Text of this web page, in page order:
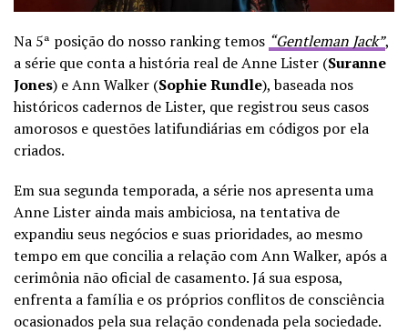
Na 5ª posição do nosso ranking temos “Gentleman Jack”,
a série que conta a história real de Anne Lister (Suranne
Jones) e Ann Walker (Sophie Rundle), baseada nos
históricos cadernos de Lister, que registrou seus casos
amorosos e questões latifundiárias em códigos por ela
criados.
Em sua segunda temporada, a série nos apresenta uma
Anne Lister ainda mais ambiciosa, na tentativa de
expandiu seus negócios e suas prioridades, ao mesmo
tempo em que concilia a relação com Ann Walker, após a
cerimônia não oficial de casamento. Já sua esposa,
enfrenta a família e os próprios conflitos de consciência
ocasionados pela sua relação condenada pela sociedade.